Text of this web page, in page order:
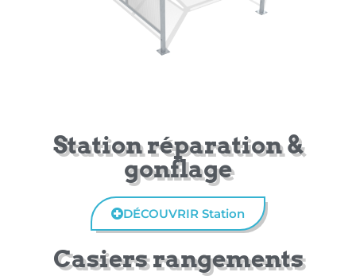
Station réparation &
gonflage
DÉCOUVRIR Station
Casiers rangements